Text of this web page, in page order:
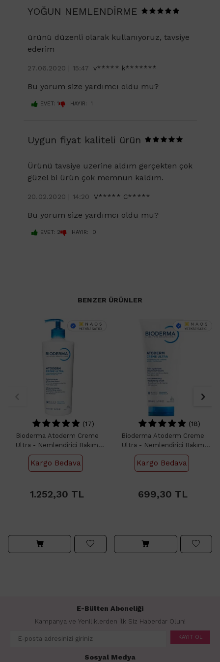
YOĞUN NEMLENDİRME
ürünü düzenli olarak kullanıyoruz, tavsiye
ederim
27.06.2020 | 15:47 v***** k*******
Bu yorum size yardımcı oldu mu?
EVET: 1 HAYIR: 1
Uygun fiyat kaliteli ürün
Ürünü tavsiye uzerine aldım gerçekten çok
güzel bi ürün çok memnun kaldım.
20.02.2020 | 14:20 V***** C*****
Bu yorum size yardımcı oldu mu?
EVET: 2 HAYIR: 0
BENZER ÜRÜNLER
(17)
Bioderma Atoderm Creme
Ultra - Nemlendirici Bakım
Kremi 500ml
Kargo Bedava
1.252,30 TL
(18)
Bioderma Atoderm Creme
Ultra - Nemlendirici Bakım
Kremi 200ml
Kargo Bedava
699,30 TL
E-Bülten Aboneliği
Kampanya ve Yeniliklerden İlk Siz Haberdar Olun!
KAYIT OL
Sosyal Medya